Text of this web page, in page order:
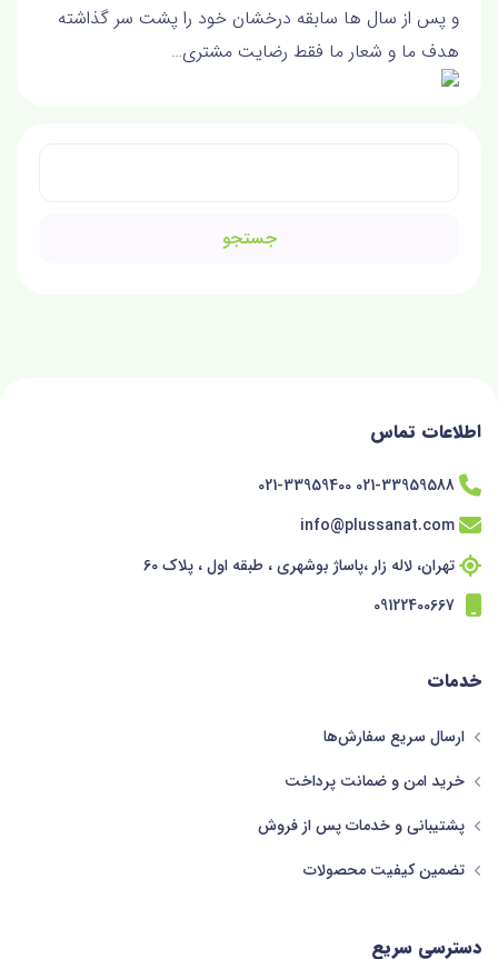
و پس از سال ها سابقه درخشان خود را پشت سر گذاشته
هدف ما و شعار ما فقط رضايت مشتري…
اطلاعات تماس
021-33959588 021-33959400
info@plussanat.com
تهران، لاله زار ،پاساژ بوشهری ، طبقه اول ، پلاک 60
09122400667
خدمات
ارسال سریع سفارش‌ها
خرید امن و ضمانت پرداخت
پشتیبانی و خدمات پس از فروش
تضمین کیفیت محصولات
دسترسی سریع